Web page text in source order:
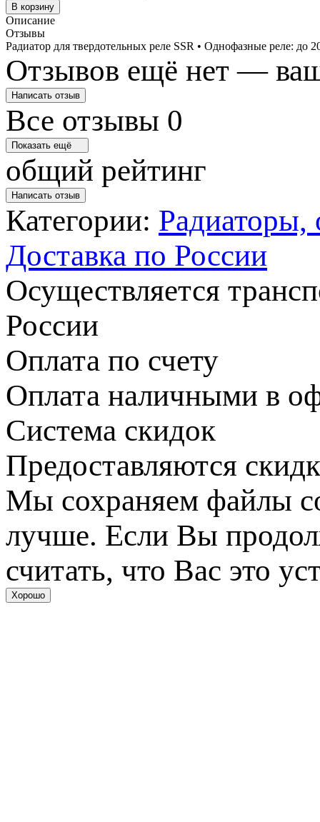
В корзину
Описание
Отзывы
Радиатор для твердотельных реле SSR • Однофазные реле: до
Отзывов ещё нет —
Написать отзыв
Все отзывы 0
Показать ещё
общий рейтинг
Написать отзыв
Категории: Радиаторы,
Доставка по России
Осуществляется
России
Оплата по счету
Оплата наличными в
Система скидок
Предоставляются
Мы сохраняем файлы
лучше. Если Вы
считать, что Вас это
Хорошо